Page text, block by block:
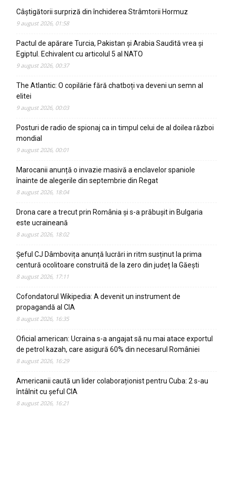
Câștigătorii surpriză din închiderea Strâmtorii Hormuz
9 august 2026, 01:58
Pactul de apărare Turcia, Pakistan și Arabia Saudită vrea și
Egiptul. Echivalent cu articolul 5 al NATO
9 august 2026, 00:37
The Atlantic: O copilărie fără chatboți va deveni un semn al
elitei
9 august 2026, 00:03
Posturi de radio de spionaj ca in timpul celui de al doilea război
mondial
9 august 2026, 00:01
Marocanii anunță o invazie masivă a enclavelor spaniole
înainte de alegerile din septembrie din Regat
8 august 2026, 18:04
Drona care a trecut prin România și s-a prăbușit in Bulgaria
este ucraineană
8 august 2026, 18:02
Șeful CJ Dâmbovița anunță lucrări in ritm susținut la prima
centură ocolitoare construită de la zero din județ la Găești
8 august 2026, 17:11
Cofondatorul Wikipedia: A devenit un instrument de
propagandă al CIA
8 august 2026, 16:35
Oficial american: Ucraina s-a angajat să nu mai atace exportul
de petrol kazah, care asigură 60% din necesarul României
8 august 2026, 16:29
Americanii caută un lider colaboraționist pentru Cuba: 2 s-au
întâlnit cu șeful CIA
8 august 2026, 16:21